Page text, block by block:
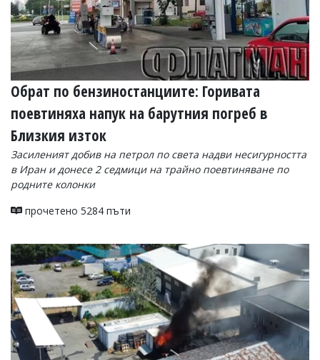
Обрат по бензиностанциите: Горивата
поевтиняха напук на барутния погреб в
Близкия изток
Засиленият добив на петрол по света надви несигурността
в Иран и донесе 2 седмици на трайно поевтиняване по
родните колонки
прочетено 5284 пъти